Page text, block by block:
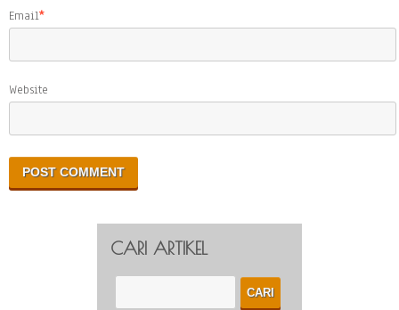
Email*
Website
CARI ARTIKEL